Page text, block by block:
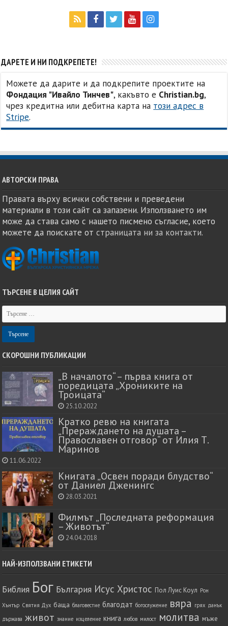
ДАРЕТЕ И НИ ПОДКРЕПЕТЕ!
Можете да дарите и да подкрепите проектите на
Фондация "Ивайло Тинчев", какъвто е Christian.bg,
чрез кредитна или дебитна карта на този адрес в
Stripe.
АВТОРСКИ ПРАВА
Правата върху всички собствени и преведени
материали в този сайт са запазени. Използването им
може да става само с нашето писмено съгласие, което
можете да поискате отстраницата ни за контакти.
ТЪРСЕНЕ В ЦЕЛИЯ САЙТ
СКОРОШНИ ПУБЛИКАЦИИ
„В началото“ – първа книга от
поредицата „Хрониките на
Троицата“
25.10.2022
Кратко ревю на книгата
„Прераждането на душата –
Православен отговор“ от Илия Т.
Маринов
11.06.2022
Книгата „Освен поради блудство“
от Даниел Дженингс
28.03.2021
Филмът „Последната реформация
– Животът“
24.04.2018
НАЙ-ИЗПОЛЗВАНИ ЕТИКЕТИ
Библия Бог България Исус Христос Пол Луис Коул Рон
Хънтър Святия Дух баща благовестие благодат богослужение вяра грях данък
държава живот знание изцеление книга любов милост молитва мъже